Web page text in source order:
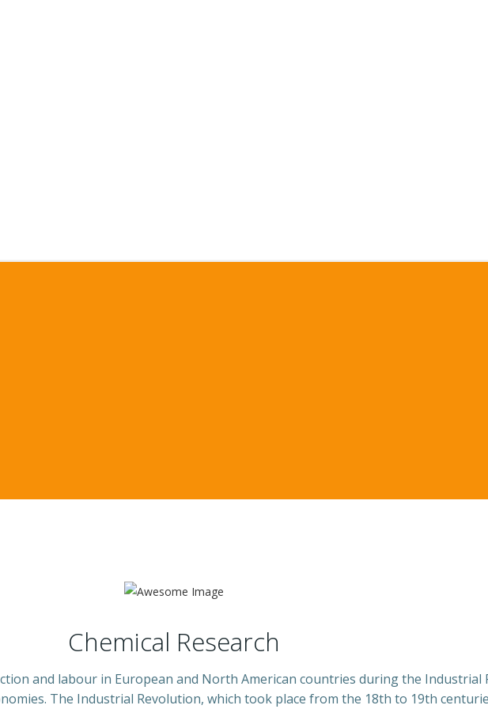
Chemical Research
and labour in European and North American countries during the
The Industrial Revolution, which took place from the 18th to 19th